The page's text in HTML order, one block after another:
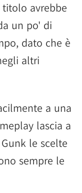
avrebbe
un po' di
dato che è
altri
a una
lascia a
le scelte
sempre le